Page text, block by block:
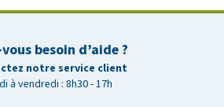
besoin d’aide ?
notre service client
à vendredi : 8h30 - 17h